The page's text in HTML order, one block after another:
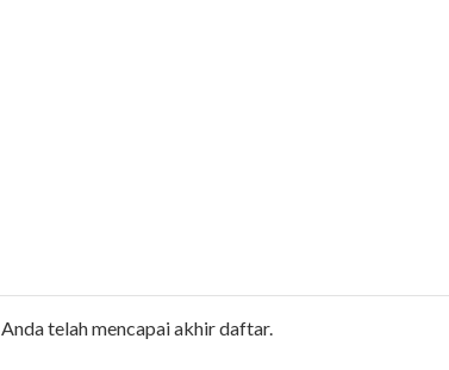
Anda telah mencapai akhir daftar.